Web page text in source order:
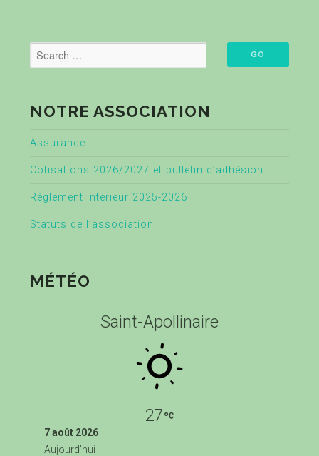
NOTRE ASSOCIATION
Assurance
Cotisations 2026/2027 et bulletin d’adhésion
Règlement intérieur 2025-2026
Statuts de l’association
MÉTÉO
Saint-Apollinaire
27
7 août 2026
Aujourd'hui